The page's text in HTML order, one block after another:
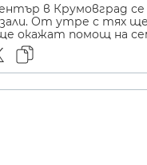
в Крумовград
От утре с тях
окажат помощ на